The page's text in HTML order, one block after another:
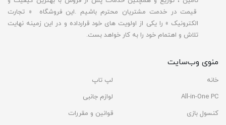
قیمت در خدمت مشتریان محترم باشیم .این فروشگاه « تجارت
الکترونیک » را یکی از اولویت های خود قرارداده و در این زمینه نهایت
تلاش و اهتمام خود را به کار خواهد بست.
منوی وب‌سایت
خانه
لپ تاپ
All-in-One PC
لوازم جانبی
کنسول بازی
قوانین و مقررات